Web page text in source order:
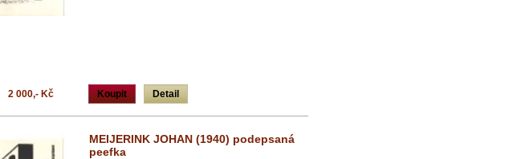
Koupit Detail
2 000,- Kč
MEIJERINK JOHAN (1940) podepsaná
peefka